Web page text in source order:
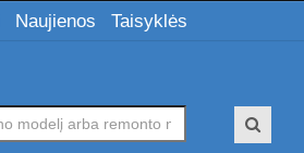
Naujienos Taisyklės